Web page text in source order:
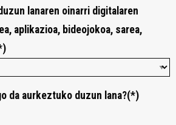
lanaren oinarri digitalaren
aplikazioa, bideojokoa, sarea,
da aurkeztuko duzun lana?(*)